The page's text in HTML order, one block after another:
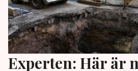
Experten: Här är